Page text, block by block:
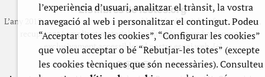
Els llibres de festes.org
L’any 2012 vam posar en marxa una col·lecció editorial en format paper,
recuperant i ampliant materials que fins aleshores havien estat
exclusivament accessibles al nostre espai web. [+]
l’experiència d’usuari, analitzar el trànsit, la vostra
navegació al web i personalitzar el contingut. Podeu
“Acceptar totes les cookies”, “Configurar les cookies”
que voleu acceptar o bé “Rebutjar-les totes” (excepte
les cookies tècniques que són necessàries). Consulteu